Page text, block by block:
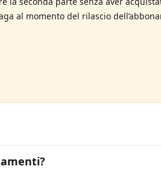
al momento del rilascio